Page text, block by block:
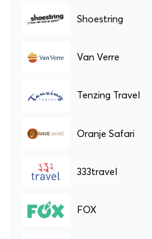
Shoestring
Van Verre
Tenzing Travel
Oranje Safari
333travel
FOX